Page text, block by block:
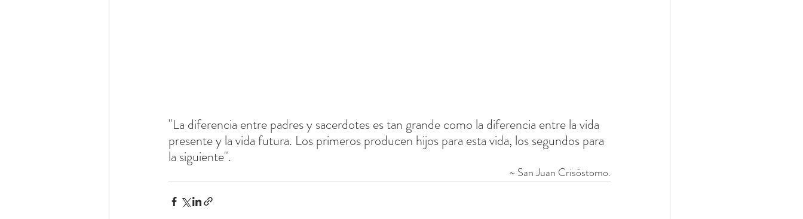
"La diferencia entre padres y sacerdotes es tan grande como la diferencia entre la vida
presente y la vida futura. Los primeros producen hijos para esta vida, los segundos para
la siguiente".
~ San Juan Crisóstomo.